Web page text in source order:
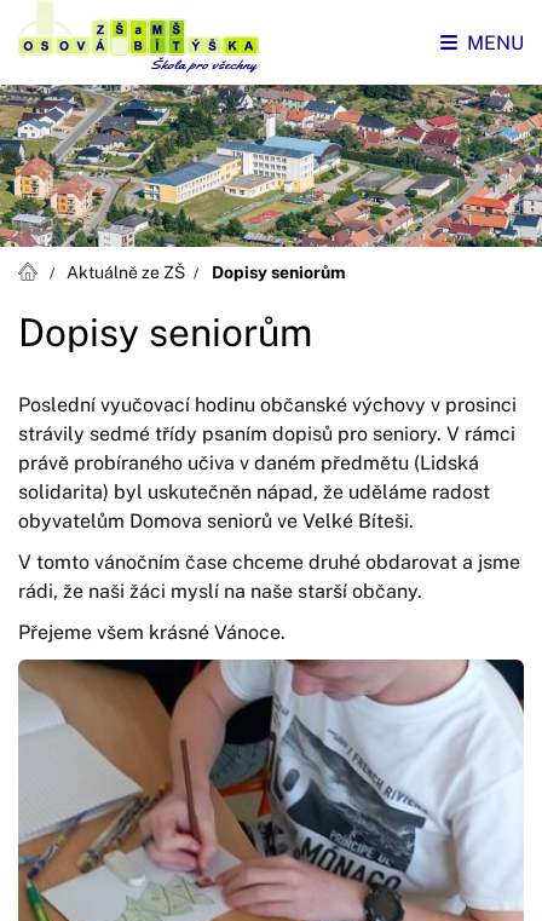
MENU
Aktuálně ze ZŠ Dopisy seniorům
Dopisy seniorům
Poslední vyučovací hodinu občanské výchovy v prosinci
strávily sedmé třídy psaním dopisů pro seniory. V rámci
právě probíraného učiva v daném předmětu (Lidská
solidarita) byl uskutečněn nápad, že uděláme radost
obyvatelům Domova seniorů ve Velké Bíteši.
V tomto vánočním čase chceme druhé obdarovat a jsme
rádi, že naši žáci myslí na naše starší občany.
Přejeme všem krásné Vánoce.